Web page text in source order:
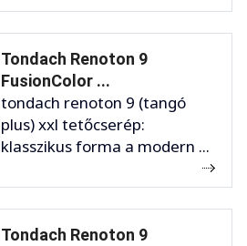
Tondach Renoton 9
FusionColor ...
tondach renoton 9 (tangó
plus) xxl tetőcserép:
klasszikus forma a modern ...
Tondach Renoton 9